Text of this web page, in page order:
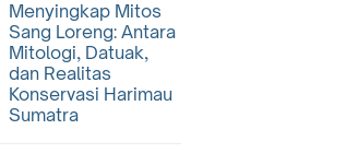
Menyingkap Mitos
Sang Loreng: Antara
Mitologi, Datuak,
dan Realitas
Konservasi Harimau
Sumatra